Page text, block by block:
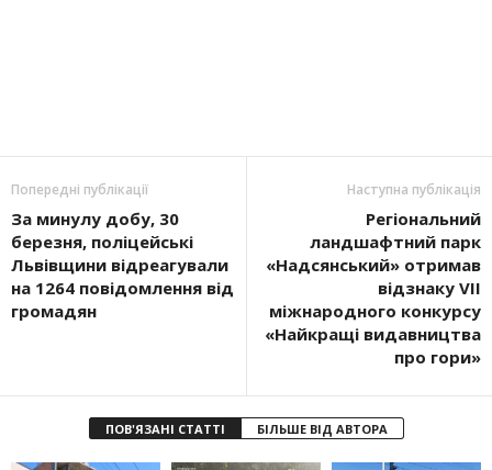
Попередні публікації
За минулу добу, 30
березня, поліцейські
Львівщини відреагували
на 1264 повідомлення від
громадян
Наступна публікація
Регіональний
ландшафтний парк
«Надсянський» отримав
відзнаку VII
міжнародного конкурсу
«Найкращі видавництва
про гори»
ПОВ'ЯЗАНІ СТАТТІ БІЛЬШЕ ВІД АВТОРА